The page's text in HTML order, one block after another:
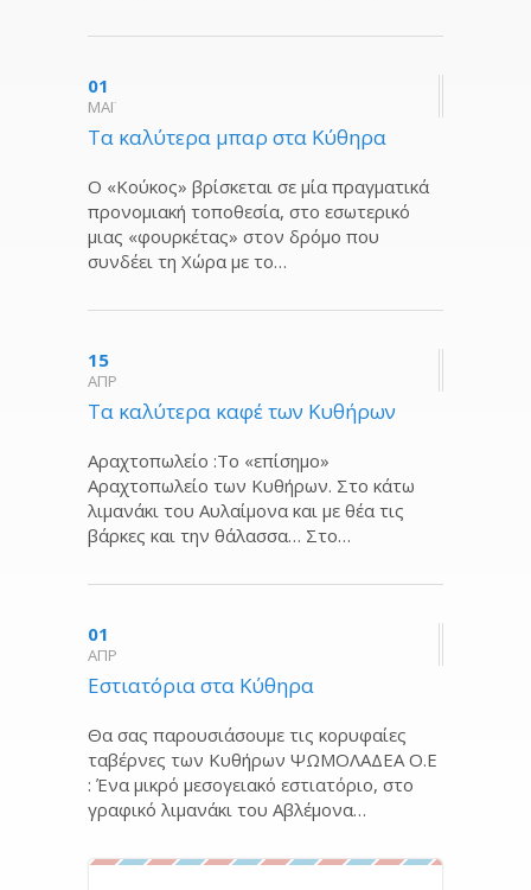
01
ΜΑΪ
Τα καλύτερα μπαρ στα Κύθηρα
Ο «Κούκος» βρίσκεται σε μία πραγματικά
προνομιακή τοποθεσία, στο εσωτερικό
μιας «φουρκέτας» στον δρόμο που
συνδέει τη Χώρα με το…
15
ΑΠΡ
Tα καλύτερα καφέ των Κυθήρων
Αραχτοπωλείο :Το «επίσημο»
Αραχτοπωλείο των Κυθήρων. Στο κάτω
λιμανάκι του Αυλαίμονα και με θέα τις
βάρκες και την θάλασσα… Στο…
01
ΑΠΡ
Εστιατόρια στα Κύθηρα
Θα σας παρουσιάσουμε τις κορυφαίες
ταβέρνες των Κυθήρων ΨΩΜΟΛΑΔΕΑ Ο.Ε
: Ένα μικρό μεσογειακό εστιατόριο, στο
γραφικό λιμανάκι του Αβλέμονα…